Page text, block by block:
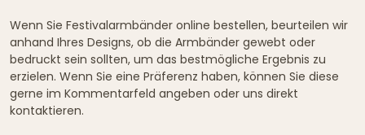
Wenn Sie Festivalarmbänder online bestellen, beurteilen wir
anhand Ihres Designs, ob die Armbänder gewebt oder
bedruckt sein sollten, um das bestmögliche Ergebnis zu
erzielen. Wenn Sie eine Präferenz haben, können Sie diese
gerne im Kommentarfeld angeben oder uns direkt
kontaktieren.